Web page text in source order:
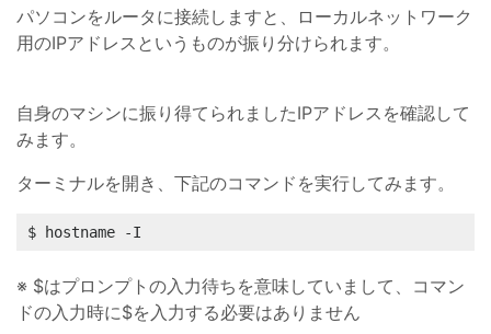
パソコンをルータに接続しますと、ローカルネットワーク
用のIPアドレスというものが振り分けられます。
自身のマシンに振り得てられましたIPアドレスを確認して
みます。
ターミナルを開き、下記のコマンドを実行してみます。
$ hostname -I
※ $はプロンプトの入力待ちを意味していまして、コマン
ドの入力時に$を入力する必要はありません